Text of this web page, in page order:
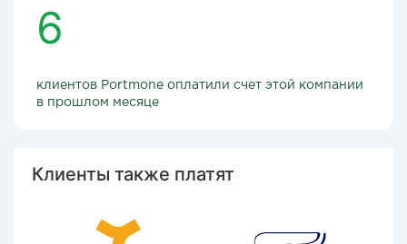
6
клиентов Portmone оплатили счет этой компании
в прошлом месяце
Клиенты также платят